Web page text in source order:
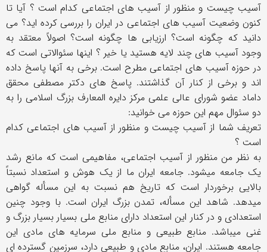
آسیب چیست و منظور از آسیب های اجتماعی کدام است ؟ آیا تا
کنون وضعیت آسیب های اجتماعی در ایران را بررسی کرده اید؟ می
دانید که چگونه است؟ ارزیابی ها چگونه است؟ اصولاً معتقد به
وجود آسیب های چند لایه هستید یا خیر ؟ اینها سئوالاتی است که
در حوزه آسیب های اجتماعی مطرح است. برخی به آنها پاسخ داده
اند و برخی از کنار آن گذاشتند. پاسخ های دکتر مصطفی محقق
داماد عضو شورای عالی علمی مرکز دایره المعارف بزرگ اسلامی را به
دو سئوال مهم این حوزه می خوانید:
تعریف شما از آسیب چیست و منظور از آسیب های اجتماعی کدام
است ؟
به نظر من منظور از آسیب اجتماعی، مفاهیمی است که مانع رشد
یک جامعه میشود. جامعه ایران ما از یک هوش و استعداد نسبتاً
بالایی برخوردار است که تاریخ هم نسبت به این مسأله گواهی
میدهد. شاهد این مسأله، تمدن بزرگ ایران است. با وجود چنین
استعدادی و در کنار این استعداد دارای منابع ملی بسیار بسیار بزرگ و
غنی میباشد. منابع طبیعی و منابع ملی سرمایه های مادی این
جامعه هستند. ایران، منابع مادی و طبیعی دارد، سرزمین گسترده ای